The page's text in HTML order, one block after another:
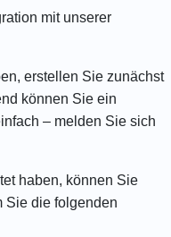
mit unserer
erstellen Sie zunächst
können Sie ein
– melden Sie sich
haben, können Sie
Sie die folgenden